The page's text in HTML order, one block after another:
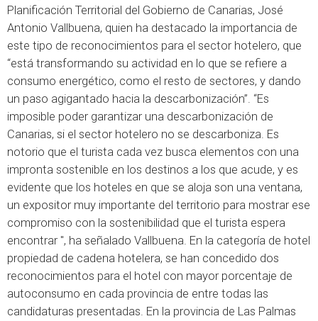
Planificación Territorial del Gobierno de Canarias, José
Antonio Vallbuena, quien ha destacado la importancia de
este tipo de reconocimientos para el sector hotelero, que
“está transformando su actividad en lo que se refiere a
consumo energético, como el resto de sectores, y dando
un paso agigantado hacia la descarbonización”. “Es
imposible poder garantizar una descarbonización de
Canarias, si el sector hotelero no se descarboniza. Es
notorio que el turista cada vez busca elementos con una
impronta sostenible en los destinos a los que acude, y es
evidente que los hoteles en que se aloja son una ventana,
un expositor muy importante del territorio para mostrar ese
compromiso con la sostenibilidad que el turista espera
encontrar ", ha señalado Vallbuena. En la categoría de hotel
propiedad de cadena hotelera, se han concedido dos
reconocimientos para el hotel con mayor porcentaje de
autoconsumo en cada provincia de entre todas las
candidaturas presentadas. En la provincia de Las Palmas